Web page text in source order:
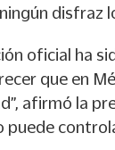
disfraz
oficial ha
que en
afirmó la
puede